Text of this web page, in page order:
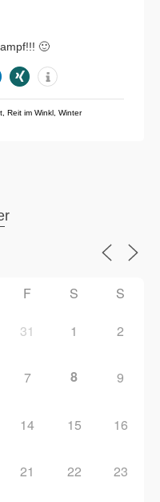
🙂
Reit im Winkl Winter
F S S
31 1 2
7 8 9
14 15 16
21 22 23